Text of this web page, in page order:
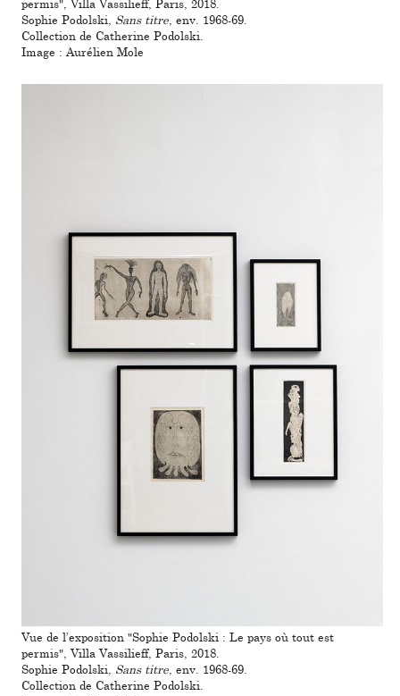
permis", Villa Vassilieff, Paris, 2018.
Sophie Podolski, Sans titre, env. 1968-69.
Collection de Catherine Podolski.
Image : Aurélien Mole
Vue de l’expo­si­tion "Sophie Podolski : Le pays où tout est
permis", Villa Vassilieff, Paris, 2018.
Sophie Podolski, Sans titre, env. 1968-69.
Collection de Catherine Podolski.